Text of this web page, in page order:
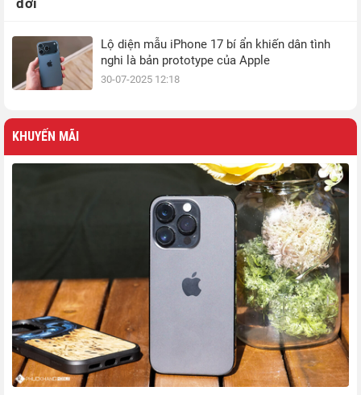
đời
Lộ diện mẫu iPhone 17 bí ẩn khiến dân tình
nghi là bản prototype của Apple
30-07-2025 12:18
KHUYẾN MÃI